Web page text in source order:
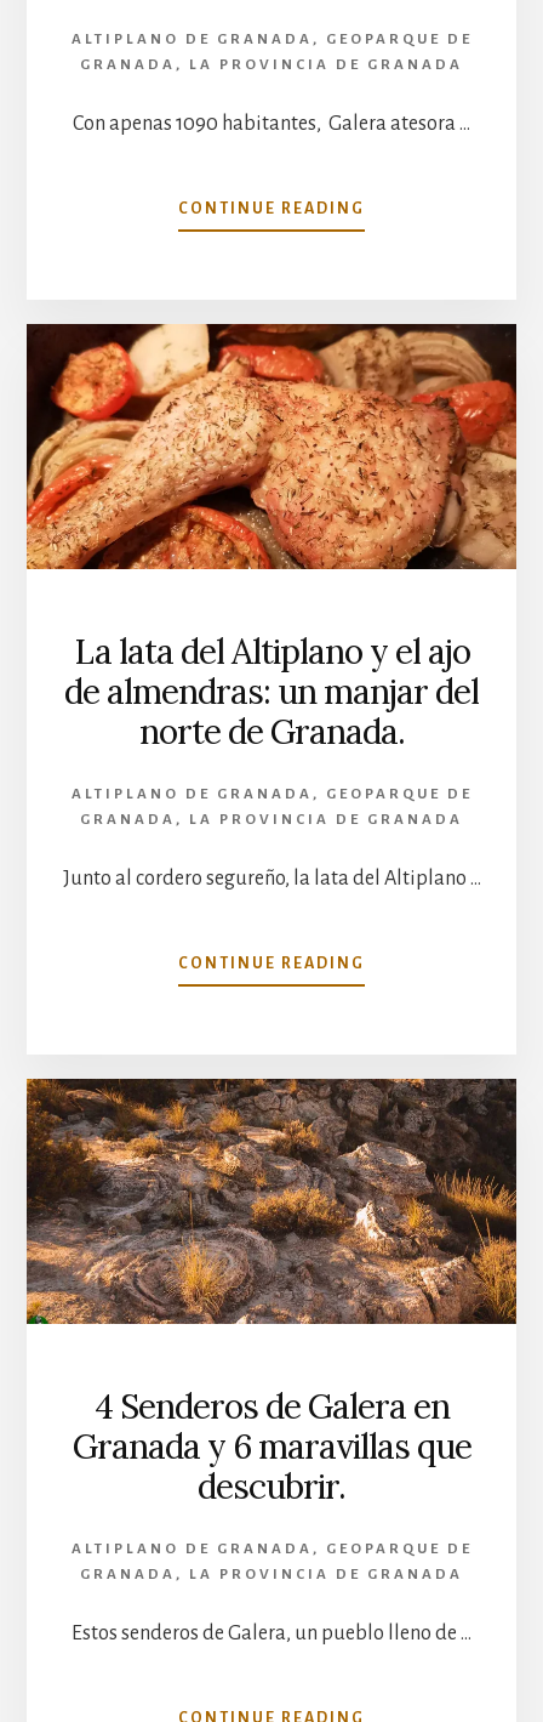
ALTIPLANO DE GRANADA ,
GEOPARQUE DE
GRANADA , LA PROVINCIA DE GRANADA
Con apenas 1090 habitantes, Galera atesora …
CONTINUE READING
DE
GRANDEZA
DE
LOS
PUEBLOS
PEQUEÑOS.
La lata del Altiplano y el ajo
de almendras: un manjar del
norte de Granada.
ALTIPLANO DE GRANADA ,
GEOPARQUE DE
GRANADA , LA PROVINCIA DE GRANADA
Junto al cordero segureño, la lata del Altiplano …
CONTINUE READING
DE
ALTIPLANO
Y
EL
AJO
DE
ALMENDRAS:
UN
MANJAR
DEL
4 Senderos de Galera en
Granada y 6 maravillas que
descubrir.
ALTIPLANO DE GRANADA ,
GEOPARQUE DE
GRANADA , LA PROVINCIA DE GRANADA
Estos senderos de Galera, un pueblo lleno de …
CONTINUE READING